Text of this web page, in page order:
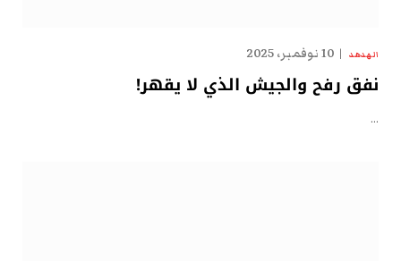
الهدهد 10 نوفمبر، 2025
نفق رفح والجيش الذي لا يقهر!
…